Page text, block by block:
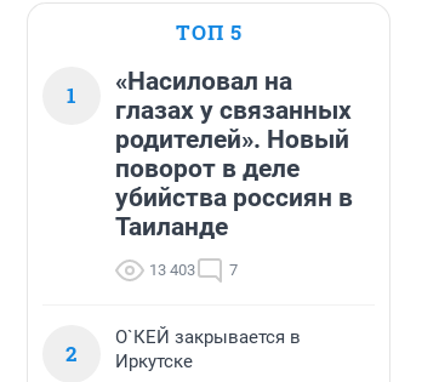
ТОП 5
1
«Насиловал на
глазах у связанных
родителей». Новый
поворот в деле
убийства россиян в
Таиланде
13 403 7
2
О`КЕЙ закрывается в
Иркутске